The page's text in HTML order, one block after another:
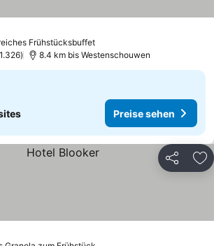
Frühstücksbuffet
1.326 8.4 km bis Westenschouwen
Preise sehen
Teilen